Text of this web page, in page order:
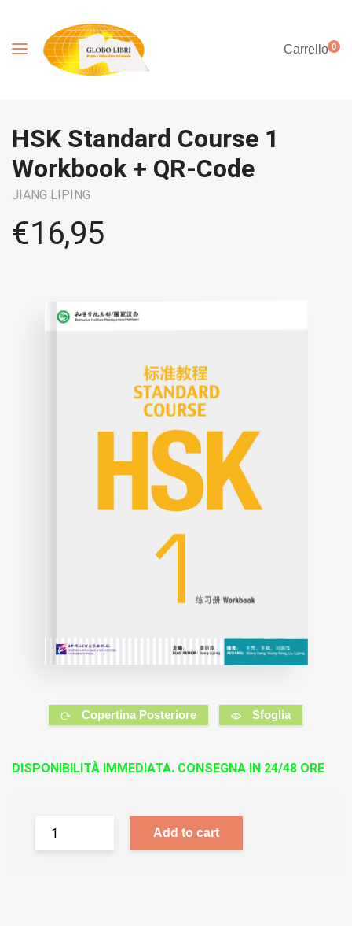
Carrello0
HSK Standard Course 1
Workbook + QR-Code
JIANG LIPING
€16,95
Copertina Posteriore Sfoglia
DISPONIBILITÀ IMMEDIATA. CONSEGNA IN 24/48 ORE
Add to cart